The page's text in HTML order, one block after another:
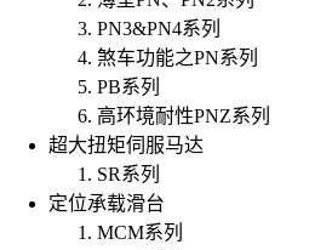
PN3&PN4系列
煞车功能之PN系列
PB系列
高环境耐性PNZ系列
超大扭矩伺服马达
SR系列
定位承载滑台
MCM系列